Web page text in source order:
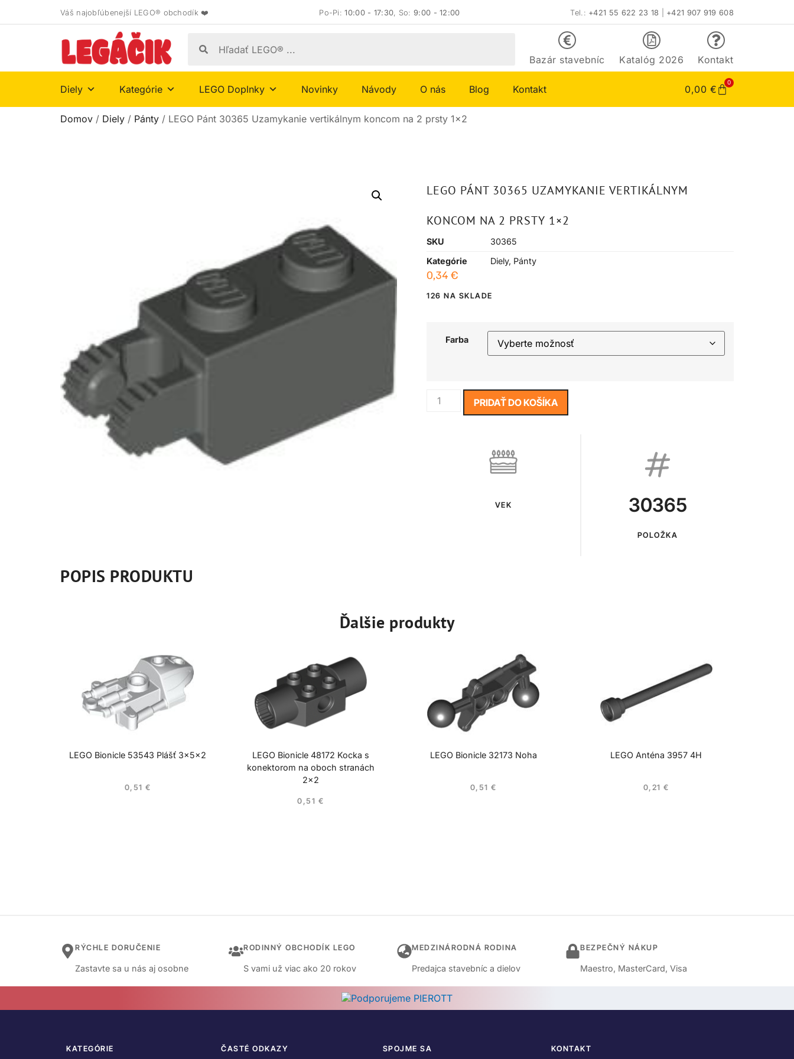
Váš najobľúbenejší LEGO® obchodík ❤️ Po-Pi:10:00 - 17:30, So:9:00 - 12:00 Tel.: +421 55 622 23 18 +421 907 919 608
Bazár stavebníc Katalóg 2026 Kontakt
Diely Kategórie LEGO Doplnky Novinky Návody O nás Blog Kontakt 0,00 €
0
Domov / Diely / Pánty / LEGO Pánt 30365 Uzamykanie vertikálnym koncom na 2 prsty 1×2
LEGO PÁNT 30365 UZAMYKANIE VERTIKÁLNYM
KONCOM NA 2 PRSTY 1×2
SKU
30365
Kategórie
Diely, Pánty
0,34 €
126 NA SKLADE
Farba
PRIDAŤ DO KOŠÍKA
VEK 30365
POLOŽKA
POPIS PRODUKTU
Ďalšie produkty
LEGO Bionicle 53543 Plášť 3x5x2
0,51€
LEGO Bionicle 48172 Kocka s
konektorom na oboch stranách
2×2
0,51 €
LEGO Bionicle 32173 Noha
0,51€
LEGO Anténa 3957 4H
0,21€
RÝCHLE DORUČENIE
Zastavte sa u nás aj osobne
RODINNÝ OBCHODÍK LEGO
S vami už viac ako 20 rokov
MEDZINÁRODNÁ RODINA
Predajca stavebníc a dielov
BEZPEČNÝ NÁKUP
Maestro, MasterCard, Visa
KATEGÓRIE ČASTÉ ODKAZY SPOJME SA KONTAKT